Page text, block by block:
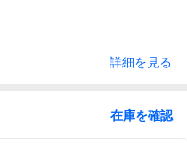
詳細を見る
在庫を確認